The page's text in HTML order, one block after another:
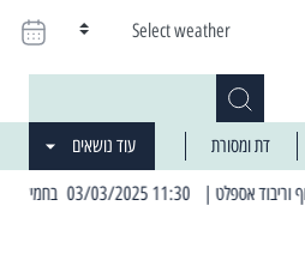
Select weather
דת ומסורת עוד נושאים
| 11:30 03/03/2025 בחמישי הקרוב: הרחובות בהם תהיה הפסקת חשמל יזומה